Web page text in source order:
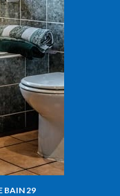
BAIN 29